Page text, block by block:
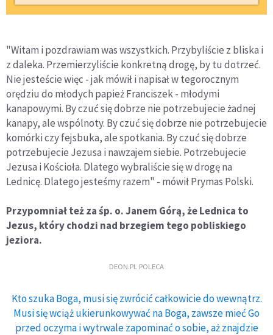
"Witam i pozdrawiam was wszystkich. Przybyliście z bliska i
z daleka. Przemierzyliście konkretną drogę, by tu dotrzeć.
Nie jesteście więc - jak mówił i napisał w tegorocznym
orędziu do młodych papież Franciszek - młodymi
kanapowymi. By czuć się dobrze nie potrzebujecie żadnej
kanapy, ale wspólnoty. By czuć się dobrze nie potrzebujecie
komórki czy fejsbuka, ale spotkania. By czuć się dobrze
potrzebujecie Jezusa i nawzajem siebie. Potrzebujecie
Jezusa i Kościoła. Dlatego wybraliście się w drogę na
Lednicę. Dlatego jesteśmy razem" - mówił Prymas Polski.
Przypomniał też za śp. o. Janem Górą, że Lednica to
Jezus, który chodzi nad brzegiem tego pobliskiego
jeziora.
DEON.PL POLECA
Kto szuka Boga, musi się zwrócić całkowicie do wewnątrz.
Musi się wciąż ukierunkowywać na Boga, zawsze mieć Go
przed oczyma i wytrwale zapominać o sobie, aż znajdzie